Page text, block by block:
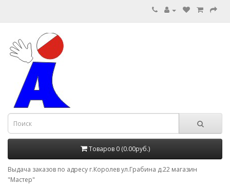
Товаров 0 (0.00руб.)
Выдача заказов по адресу г.Королев ул.Грабина д.22 магазин
"Мастер"